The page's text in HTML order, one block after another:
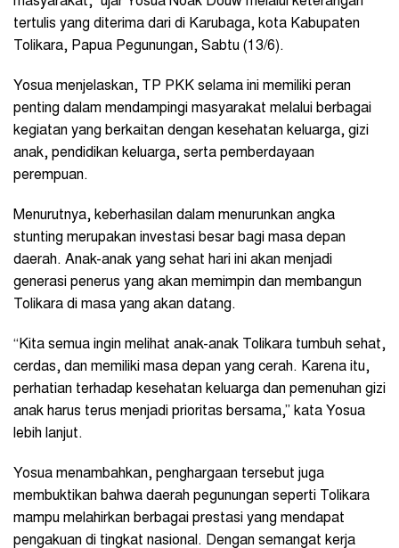
tertulis yang diterima dari di Karubaga, kota Kabupaten
Tolikara, Papua Pegunungan, Sabtu (13/6).
Yosua menjelaskan, TP PKK selama ini memiliki peran
penting dalam mendampingi masyarakat melalui berbagai
kegiatan yang berkaitan dengan kesehatan keluarga, gizi
anak, pendidikan keluarga, serta pemberdayaan
perempuan.
Menurutnya, keberhasilan dalam menurunkan angka
stunting merupakan investasi besar bagi masa depan
daerah. Anak-anak yang sehat hari ini akan menjadi
generasi penerus yang akan memimpin dan membangun
Tolikara di masa yang akan datang.
“Kita semua ingin melihat anak-anak Tolikara tumbuh sehat,
cerdas, dan memiliki masa depan yang cerah. Karena itu,
perhatian terhadap kesehatan keluarga dan pemenuhan gizi
anak harus terus menjadi prioritas bersama,” kata Yosua
lebih lanjut.
Yosua menambahkan, penghargaan tersebut juga
membuktikan bahwa daerah pegunungan seperti Tolikara
mampu melahirkan berbagai prestasi yang mendapat
pengakuan di tingkat nasional. Dengan semangat kerja